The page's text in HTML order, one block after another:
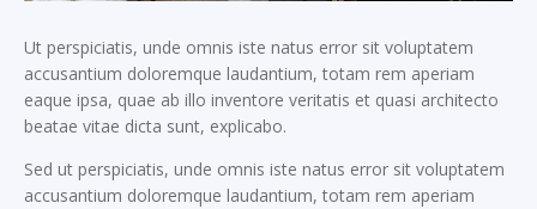
Ut perspiciatis, unde omnis iste natus error sit voluptatem
accusantium doloremque laudantium, totam rem aperiam
eaque ipsa, quae ab illo inventore veritatis et quasi architecto
beatae vitae dicta sunt, explicabo.
Sed ut perspiciatis, unde omnis iste natus error sit voluptatem
accusantium doloremque laudantium, totam rem aperiam